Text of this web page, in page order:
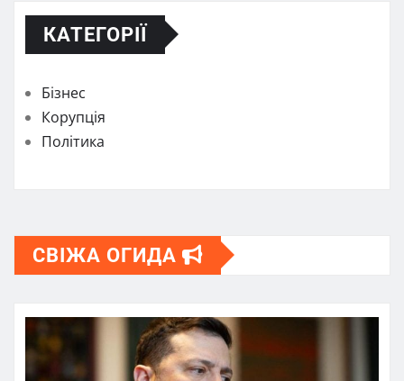
КАТЕГОРІЇ
Бізнес
Корупція
Політика
СВІЖА ОГИДА